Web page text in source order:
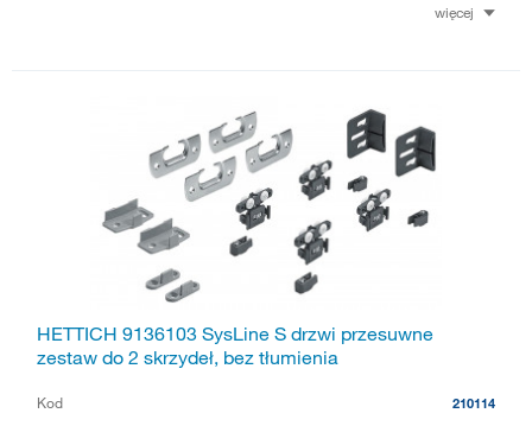
więcej
HETTICH 9136103 SysLine S drzwi przesuwne
zestaw do 2 skrzydeł, bez tłumienia
Kod 210114